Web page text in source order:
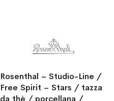
Rosenthal – Studio-Line /
Free Spirit – Stars / tazza
da thè / porcellana /